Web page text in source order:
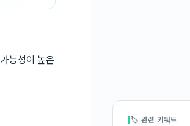
능성이 높은
🏷 관련 키워드